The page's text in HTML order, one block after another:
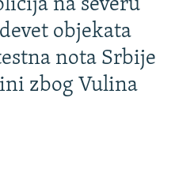
na severu
objekata
nota Srbije
zbog Vulina